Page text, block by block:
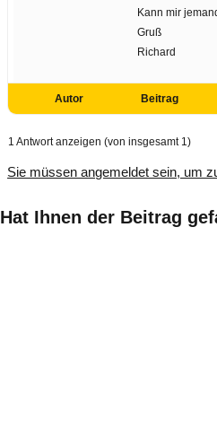
Kann mir
Gruß
Richard
Autor Beitrag
1 Antwort anzeigen (von insgesamt 1)
Sie müssen angemeldet sein, um
Hat Ihnen der Beitrag